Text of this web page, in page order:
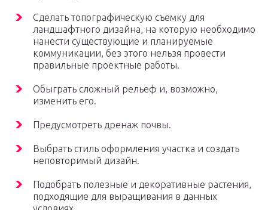
Сделать топографическую съемку для
ландшафтного дизайна, на которую необходимо
нанести существующие и планируемые
коммуникации, без этого нельзя провести
правильные проектные работы.
Обыграть сложный рельеф и, возможно,
изменить его.
Предусмотреть дренаж почвы.
Выбрать стиль оформления участка и создать
неповторимый дизайн.
Подобрать полезные и декоративные растения,
подходящие для выращивания в данных